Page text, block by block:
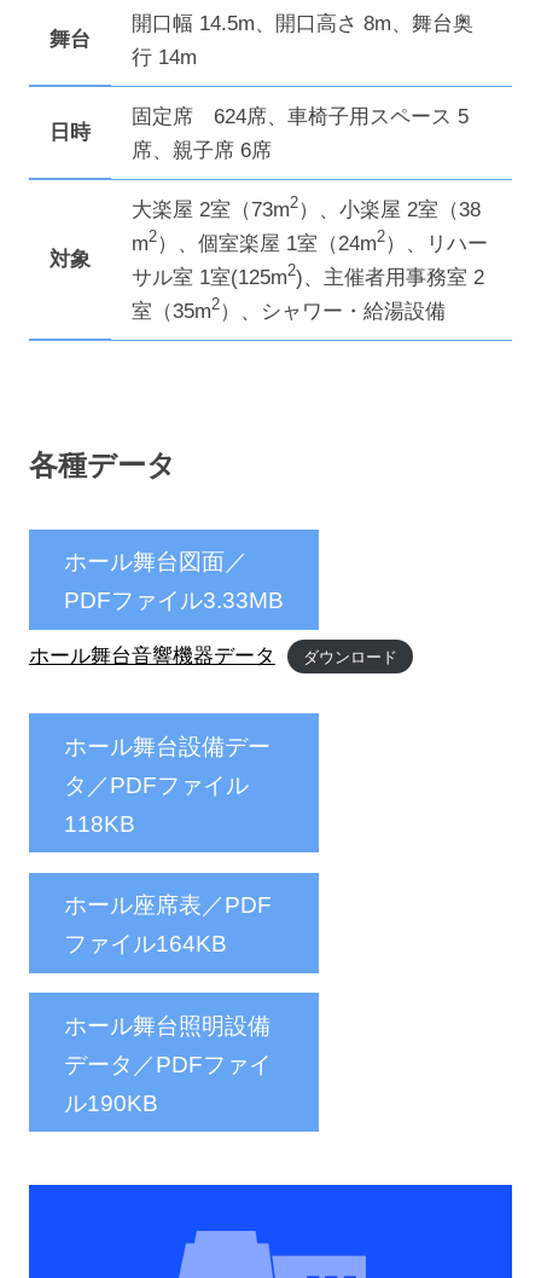
舞台
開口幅 14.5m、開口高さ 8m、舞台奥
行 14m
日時
固定席 624席、車椅子用スペース 5
席、親子席 6席
対象
大楽屋 2室（73m2）、小楽屋 2室（38
m2）、個室楽屋 1室（24m2）、リハー
サル室 1室(125m2)、主催者用事務室 2
室（35m2）、シャワー・給湯設備
各種データ
ホール舞台図面／
PDFファイル3.33MB
ホール舞台音響機器データ ダウンロード
ホール舞台設備デー
タ／PDFファイル
118KB
ホール座席表／PDF
ファイル164KB
ホール舞台照明設備
データ／PDFファイ
ル190KB